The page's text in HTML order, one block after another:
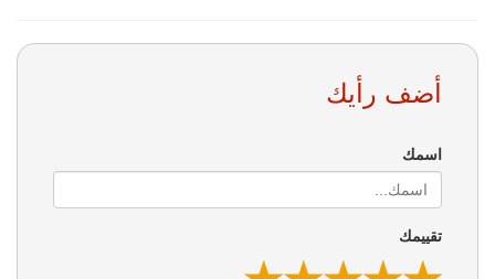
أضف رأيك
اسمك
تقييمك